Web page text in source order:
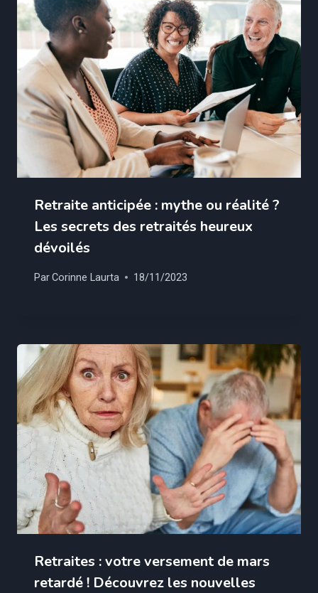
Retraite anticipée : mythe ou réalité ?
Les secrets des retraités heureux
dévoilés
ParCorinne Laurta 18/11/2023
Retraites : votre versement de mars
retardé ! Découvrez les nouvelles